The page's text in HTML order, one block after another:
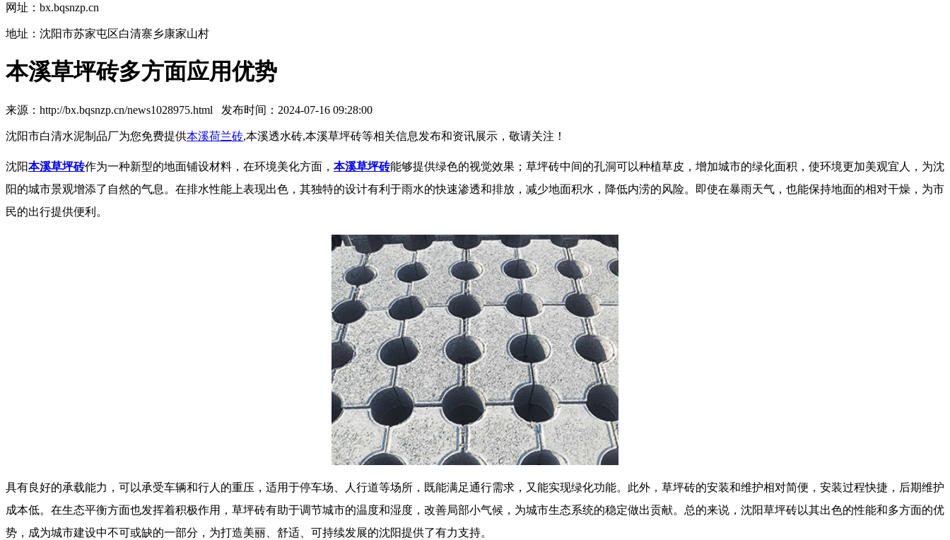
网址：bx.bqsnzp.cn
地址：沈阳市苏家屯区白清寨乡康家山村
本溪草坪砖多方面应用优势
来源：http://bx.bqsnzp.cn/news1028975.html 发布时间：2024-07-16 09:28:00
沈阳市白清水泥制品厂为您免费提供本溪荷兰砖,本溪透水砖,本溪草坪砖等相关信息发布和资讯展示，敬请关注！
沈阳本溪草坪砖作为一种新型的地面铺设材料，在环境美化方面， 本溪草坪砖能够提供绿色的视觉效果；草坪砖中间的孔洞可以种植草皮，增加城市的绿化面积，使环境更加美观宜人，为沈
阳的城市景观增添了自然的气息。在排水性能上表现出色，其独特的设计有利于雨水的快速渗透和排放，减少地面积水，降低内涝的风险。即使在暴雨天气，也能保持地面的相对干燥，为市
民的出行提供便利。
具有良好的承载能力，可以承受车辆和行人的重压，适用于停车场、人行道等场所，既能满足通行需求，又能实现绿化功能。此外，草坪砖的安装和维护相对简便，安装过程快捷，后期维护
成本低。在生态平衡方面也发挥着积极作用，草坪砖有助于调节城市的温度和湿度，改善局部小气候，为城市生态系统的稳定做出贡献。总的来说，沈阳草坪砖以其出色的性能和多方面的优
势，成为城市建设中不可或缺的一部分，为打造美丽、舒适、可持续发展的沈阳提供了有力支持。